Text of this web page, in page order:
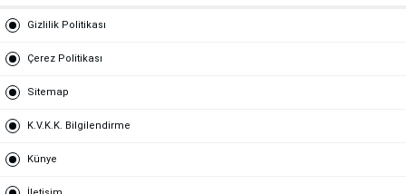
Gizlilik Politikası
Çerez Politikası
Sitemap
K.V.K.K. Bilgilendirme
Künye